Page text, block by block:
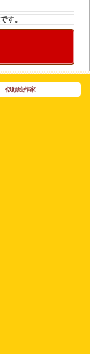
す。
似顔絵作家